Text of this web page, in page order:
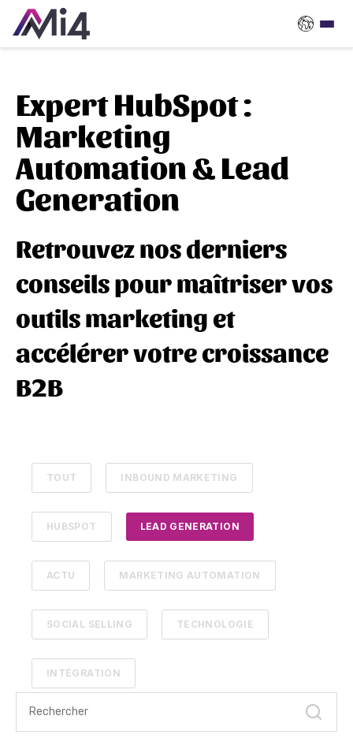
Expert HubSpot :
Marketing
Automation & Lead
Generation
Retrouvez nos derniers
conseils pour maîtriser vos
outils marketing et
accélérer votre croissance
B2B
TOUT INBOUND MARKETING
HUBSPOT LEAD GENERATION
ACTU MARKETING AUTOMATION
SOCIAL SELLING TECHNOLOGIE
INTÉGRATION